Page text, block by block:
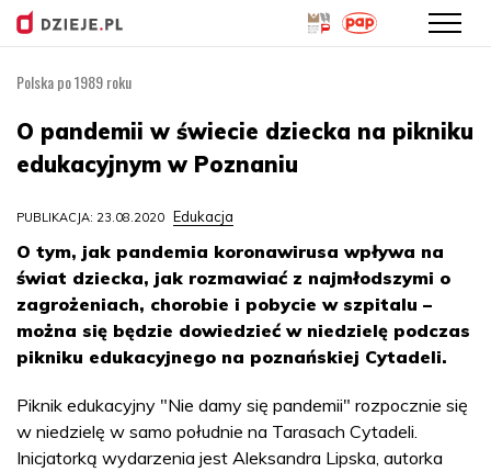
treści
Polska po 1989 roku
O pandemii w świecie dziecka na pikniku
edukacyjnym w Poznaniu
PUBLIKACJA: 23.08.2020 Edukacja
O tym, jak pandemia koronawirusa wpływa na
świat dziecka, jak rozmawiać z najmłodszymi o
zagrożeniach, chorobie i pobycie w szpitalu –
można się będzie dowiedzieć w niedzielę podczas
pikniku edukacyjnego na poznańskiej Cytadeli.
Piknik edukacyjny "Nie damy się pandemii" rozpocznie się
w niedzielę w samo południe na Tarasach Cytadeli.
Inicjatorką wydarzenia jest Aleksandra Lipska, autorka